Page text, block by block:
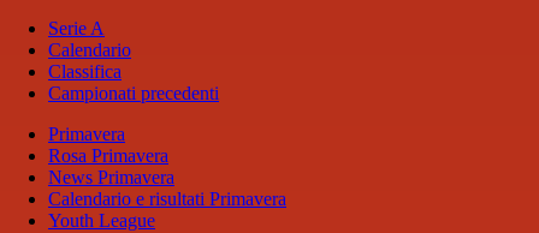
Serie A
Calendario
Classifica
Campionati precedenti
Primavera
Rosa Primavera
News Primavera
Calendario e risultati Primavera
Youth League